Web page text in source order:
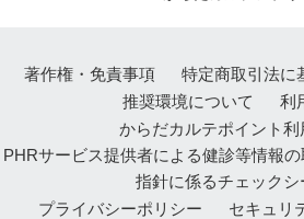
著作権・免責事項
特定商取引法に
推奨環境について
利
からだカルテポイント利
PHRサービス提供者による健診等情報
指針に係るチェックシ
プライバシーポリシー
セキュリ